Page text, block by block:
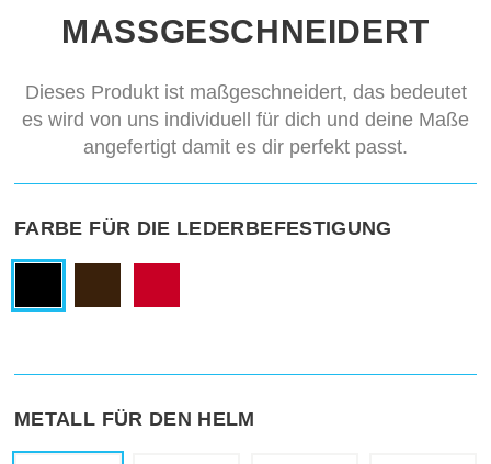
MASSGESCHNEIDERT
Dieses Produkt ist maßgeschneidert, das bedeutet
es wird von uns individuell für dich und deine Maße
angefertigt damit es dir perfekt passt.
FARBE FÜR DIE LEDERBEFESTIGUNG
METALL FÜR DEN HELM